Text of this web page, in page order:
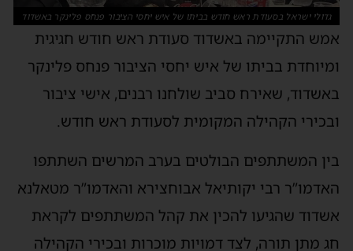
גדולי ישראל בסעודת ראש חודש בביתו של איש יחסי הציבור פנחס פלינקר באשדוד
אמש התקיימה באשדוד סעודת ראש חודש חגיגית
ומיוחדת בביתו של איש יחסי הציבור פנחס פלינקר
באשדוד, שאירח סביב שולחנו רבנים, אישי ציבור
ובכירי הקהילה המקומית לסעודת ראש חודש.
בין המשתתפים הבולטים בערב המרשים השתתפו
האדמו”ר רבי יקותיאל אבוחצירא והאדמו”ר מטאלנא
אשדוד שהגיעו להכין את קהל המשתתפים לקראת
חג מתן תורה, לצד דמויות מוכרות ובכירי הקהילה